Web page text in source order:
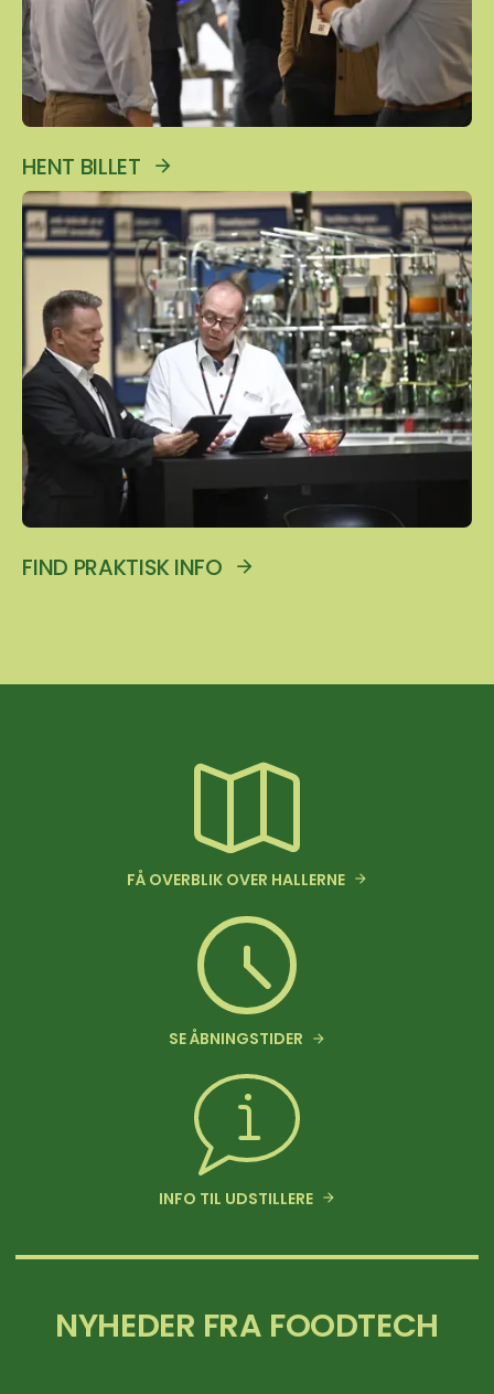
HENT BILLET
FIND PRAKTISK INFO
FÅ OVERBLIK OVER HALLERNE
SE ÅBNINGSTIDER
INFO TIL UDSTILLERE
NYHEDER FRA FOODTECH